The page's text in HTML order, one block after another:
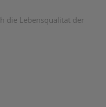
die Lebensqualität der